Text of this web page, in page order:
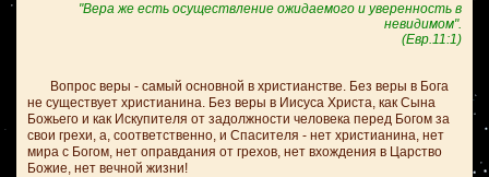
"Вера же есть осуществление ожидаемого и уверенность в
невидимом".
(Евр.11:1)
Вопрос веры - самый основной в христианстве. Без веры в Бога
не существует христианина. Без веры в Иисуса Христа, как Сына
Божьего и как Искупителя от задолжности человека перед Богом за
свои грехи, а, соответственно, и Спасителя - нет христианина, нет
мира с Богом, нет оправдания от грехов, нет вхождения в Царство
Божие, нет вечной жизни!